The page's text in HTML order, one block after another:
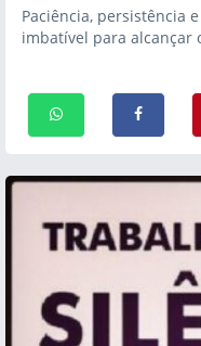
Paciência, persistência
imbatível para alcançar